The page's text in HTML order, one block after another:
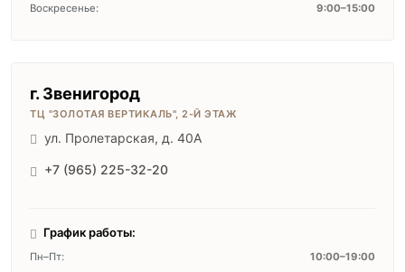
Воскресенье:
9:00–15:00
г. Звенигород
ТЦ "ЗОЛОТАЯ ВЕРТИКАЛЬ", 2-Й ЭТАЖ
ул. Пролетарская, д. 40А
+7 (965) 225-32-20
График работы:
Пн–Пт:
10:00–19:00